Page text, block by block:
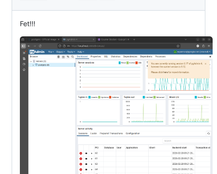
Fet!!!